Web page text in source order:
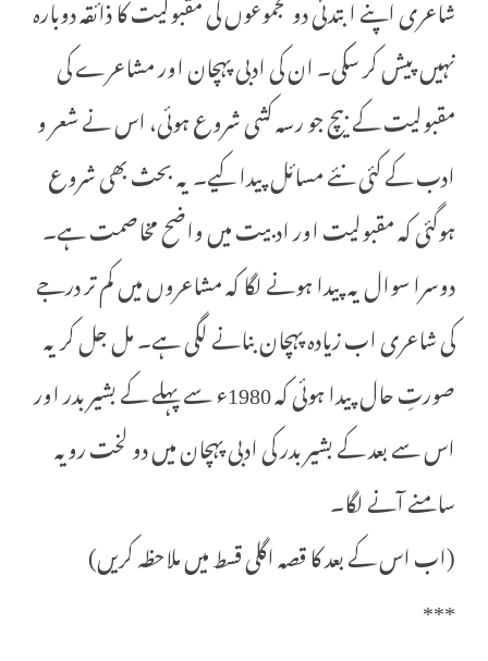
نہیں پیش کر سکی۔ ان کی ادبی پہچان اور مشاعرے کی
مقبولیت کے بیچ جو رسہ کشی شروع ہوئی، اس نے شعر و
ادب کے کئی نئے مسائل پیدا کیے۔ یہ بحث بھی شروع
ہوگئی کہ مقبولیت اور ادبیت میں واضح مخاصمت ہے۔
دوسرا سوال یہ پیدا ہونے لگا کہ مشاعروں میں کم تر درجے
کی شاعری اب زیادہ پہچان بنانے لگی ہے۔ مل جل کر یہ
صورتِ حال پیدا ہوئی کہ 1980ء سے پہلے کے بشیر بدر اور
اس سے بعد کے بشیر بدر کی ادبی پہچان میں دو لخت رویہ
سامنے آنے لگا۔
(اب اس کے بعد کا قصہ اگلی قسط میں ملاحظہ کریں)
***